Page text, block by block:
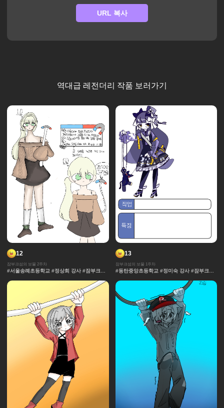
URL 복사
역대급 레전더리 작품 보러가기
12
잠부크섬의 보물 2주차
#서울송례초등학교 #정상희 강사 #잠부크섬
험 #마법 #세계관 중세 #보물
13
잠부크섬의 보물 1주차
#동탄중앙초등학교 #정미숙 강사 #잠부크섬
험 #마법 #세계관 중세 #보물